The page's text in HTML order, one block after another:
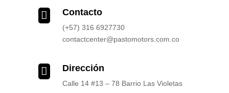
 Contacto
(+57) 316 6927730
contactcenter@pastomotors.com.co
 Dirección
Calle 14 #13 – 78 Barrio Las Violetas